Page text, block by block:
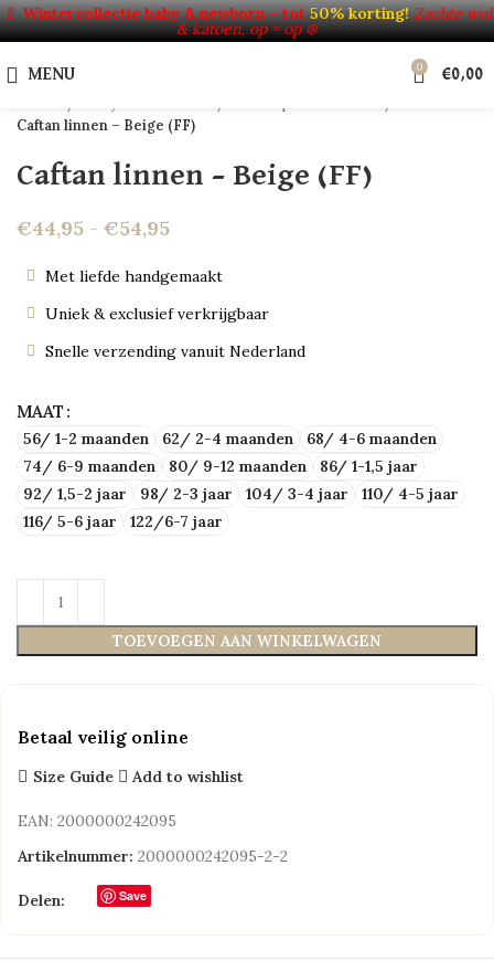
🍼Wintercollectie baby & newborn – tot50% korting! Zachte wol
& katoen, op = op ❄️
MENU 0 €0,00
HOT
Click to enlarge
Caftan linnen – Beige (FF)
Caftan linnen – Beige (FF)
€44,95 - €54,95
Met liefde handgemaakt
Uniek & exclusief verkrijgbaar
Snelle verzending vanuit Nederland
MAAT
56/ 1-2 maanden 62/ 2-4 maanden
68/ 4-6 maanden
74/ 6-9 maanden
80/ 9-12 maanden
86/ 1-1,5 jaar
92/ 1,5-2 jaar
98/ 2-3 jaar 104/ 3-4 jaar
110/ 4-5 jaar
116/ 5-6 jaar
122/6-7 jaar
TOEVOEGEN AAN WINKELWAGEN
Betaal veilig online
Size Guide Add to wishlist
EAN: 2000000242095
Artikelnummer: 2000000242095-2-2
Delen: Save